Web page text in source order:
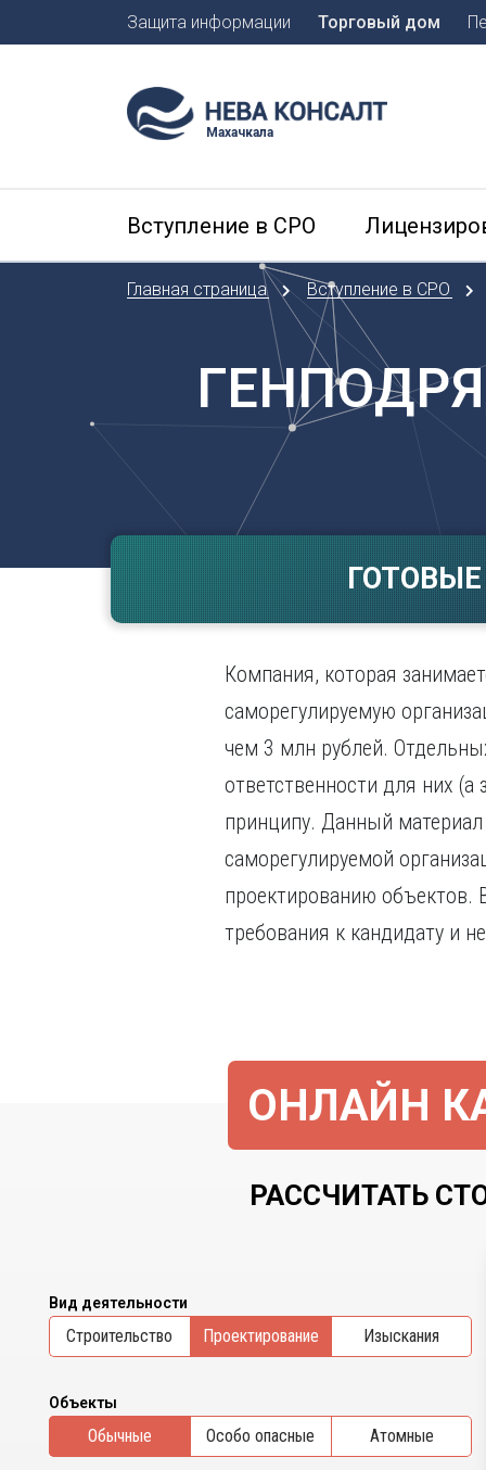
Б
В
Е
Иваново
Ижевск
Защита информации Торговый дом
Махачкала
Вступление в СРО
Главная страница Вступление в СРО
Компания, которая
саморегулируемую
чем 3 млн рублей.
ответственности для них
принципу. Данный материал
саморегулируемой
проектированию объектов.
требования к кандидату и
ОНЛАЙН
РАССЧИТАТЬ
Вид деятельности
Cтроительство Проектирование Изыскания
Объекты
Обычные Особо опасные Атомные